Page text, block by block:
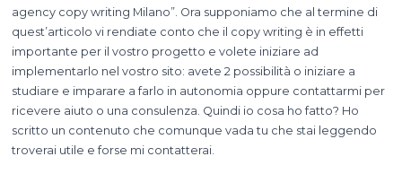
agency copy writing Milano”. Ora supponiamo che al termine di
quest’articolo vi rendiate conto che il copy writing è in effetti
importante per il vostro progetto e volete iniziare ad
implementarlo nel vostro sito: avete 2 possibilità o iniziare a
studiare e imparare a farlo in autonomia oppure contattarmi per
ricevere aiuto o una consulenza. Quindi io cosa ho fatto? Ho
scritto un contenuto che comunque vada tu che stai leggendo
troverai utile e forse mi contatterai.